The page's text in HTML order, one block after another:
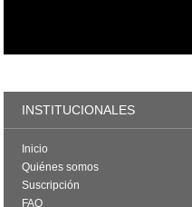
INSTITUCIONALES
Inicio
Quiénes somos
Suscripción
FAQ